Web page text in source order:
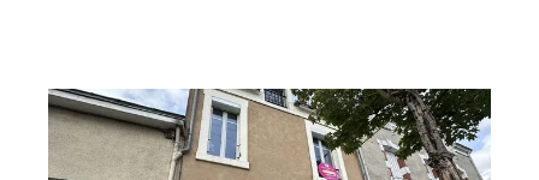
CHATEAUROUX 36
129,90 m2, 5 pièces
Ref : 7656